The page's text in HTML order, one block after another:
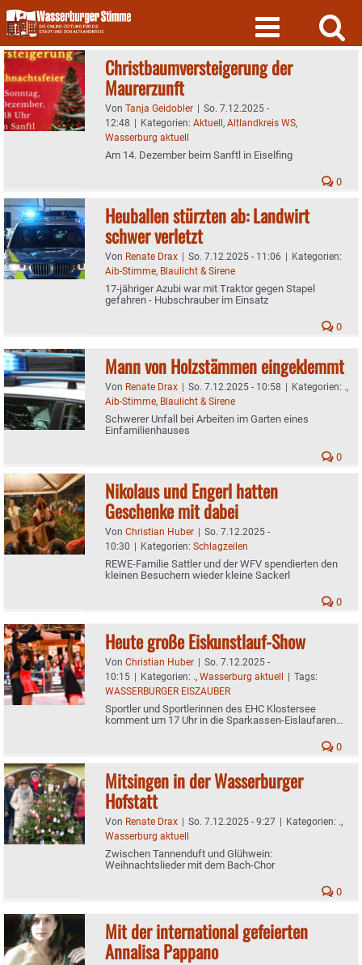
Skip
to
content
Christbaumversteigerung der
Maurerzunft
Von Tanja Geidobler | So. 7.12.2025 -
12:48 | Kategorien: Aktuell, Altlandkreis WS,
Wasserburg aktuell
Am 14. Dezember beim Sanftl in Eiselfing
0
Heuballen stürzten ab: Landwirt
schwer verletzt
Von Renate Drax | So. 7.12.2025 - 11:06 | Kategorien:
Aib-Stimme, Blaulicht & Sirene
17-jähriger Azubi war mit Traktor gegen Stapel
gefahren - Hubschrauber im Einsatz
0
Mann von Holzstämmen eingeklemmt
Von Renate Drax | So. 7.12.2025 - 10:58 | Kategorien: .,
Aib-Stimme, Blaulicht & Sirene
Schwerer Unfall bei Arbeiten im Garten eines
Einfamilienhauses
0
Nikolaus und Engerl hatten
Geschenke mit dabei
Von Christian Huber | So. 7.12.2025 -
10:30 | Kategorien: Schlagzeilen
REWE-Familie Sattler und der WFV spendierten den
kleinen Besuchern wieder kleine Sackerl
0
Heute große Eiskunstlauf-Show
Von Christian Huber | So. 7.12.2025 -
10:15 | Kategorien: ., Wasserburg aktuell | Tags:
WASSERBURGER EISZAUBER
Sportler und Sportlerinnen des EHC Klostersee
komment um 17 Uhr in die Sparkassen-Eislaufarena
0
Mitsingen in der Wasserburger
Hofstatt
Von Renate Drax | So. 7.12.2025 - 9:27 | Kategorien: .,
Wasserburg aktuell
Zwischen Tannenduft und Glühwein:
Weihnachtslieder mit dem Bach-Chor
0
Mit der international gefeierten
Annalisa Pappano